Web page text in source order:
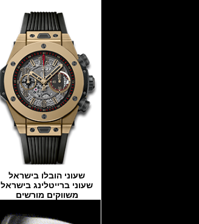
שעוני הובלו בישראל
שעוני ברייטלינג בישראל
משווקים מורשים